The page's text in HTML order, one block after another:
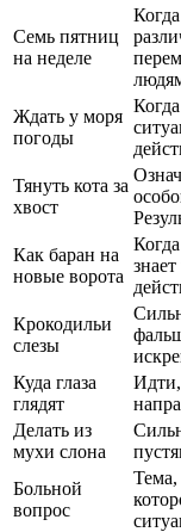
Семь пятниц
на неделе
Ждать у моря
погоды
Тянуть кота за
хвост
Как баран на
новые ворота
Крокодильи
слезы
Куда глаза
глядят
Идти,
Делать из
мухи слона
Больной
вопрос
Тема,